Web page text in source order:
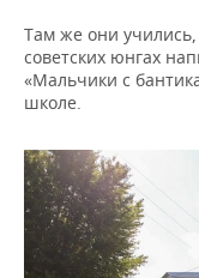
Там же они
советских юнгах
«Мальчики c
школе.